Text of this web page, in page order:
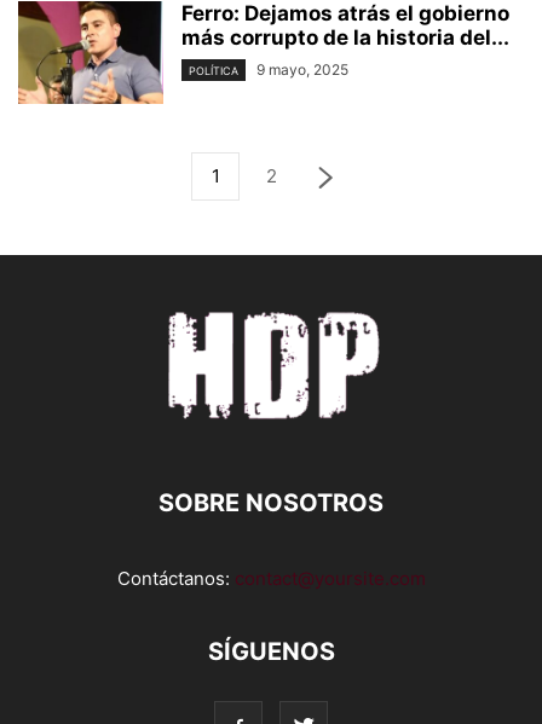
Ferro: Dejamos atrás el gobierno
más corrupto de la historia del...
POLÍTICA 9 mayo, 2025
1 2
SOBRE NOSOTROS
Contáctanos: contact@yoursite.com
SÍGUENOS